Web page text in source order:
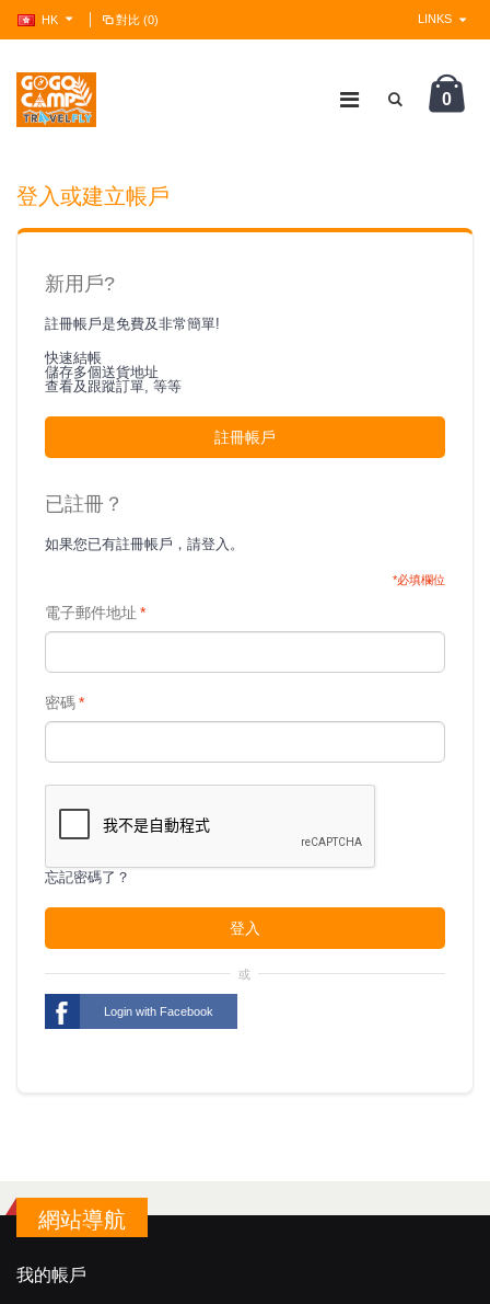
HK 對比 (0) LINKS
0
登入或建立帳戶
新用戶?
註冊帳戶是免費及非常簡單!
快速結帳
儲存多個送貨地址
查看及跟蹤訂單, 等等
註冊帳戶
已註冊？
如果您已有註冊帳戶，請登入。
*必填欄位
*
電子郵件地址
*
密碼
忘記密碼了？
登入
或
Login with Facebook
網站導航
我的帳戶